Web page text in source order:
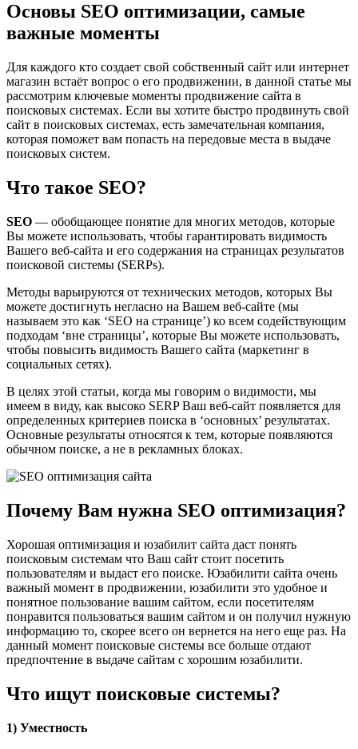
Основы SEO оптимизации, самые
важные моменты
Для каждого кто создает свой собственный сайт или интернет
магазин встаёт вопрос о его продвижении, в данной статье мы
рассмотрим ключевые моменты продвижение сайта в
поисковых системах. Если вы хотите быстро продвинуть свой
сайт в поисковых системах, есть замечательная компания,
которая поможет вам попасть на передовые места в выдаче
поисковых систем.
Что такое SEO?
SEO — обобщающее понятие для многих методов, которые
Вы можете использовать, чтобы гарантировать видимость
Вашего веб-сайта и его содержания на страницах результатов
поисковой системы (SERPs).
Методы варьируются от технических методов, которых Вы
можете достигнуть негласно на Вашем веб-сайте (мы
называем это как ‘SEO на странице’) ко всем содействующим
подходам ‘вне страницы’, которые Вы можете использовать,
чтобы повысить видимость Вашего сайта (маркетинг в
социальных сетях).
В целях этой статьи, когда мы говорим о видимости, мы
имеем в виду, как высоко SERP Ваш веб-сайт появляется для
определенных критериев поиска в ‘основных’ результатах.
Основные результаты относятся к тем, которые появляются
обычном поиске, а не в рекламных блоках.
Почему Вам нужна SEO оптимизация?
Хорошая оптимизация и юзабилит сайта даст понять
поисковым системам что Ваш сайт стоит посетить
пользователям и выдаст его поиске. Юзабилити сайта очень
важный момент в продвижении, юзабилити это удобное и
понятное пользование вашим сайтом, если посетителям
понравится пользоваться вашим сайтом и он получил нужную
информацию то, скорее всего он вернется на него еще раз. На
данный момент поисковые системы все больше отдают
предпочтение в выдаче сайтам с хорошим юзабилити.
Что ищут поисковые системы?
1) Уместность